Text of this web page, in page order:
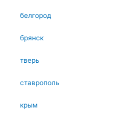
белгород
брянск
тверь
ставрополь
крым